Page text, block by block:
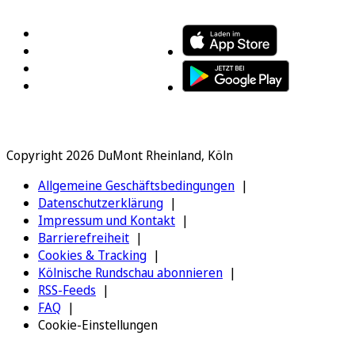
Copyright 2026 DuMont Rheinland, Köln
Allgemeine Geschäftsbedingungen
Datenschutzerklärung
Impressum und Kontakt
Barrierefreiheit
Cookies & Tracking
Kölnische Rundschau abonnieren
RSS-Feeds
FAQ
Cookie-Einstellungen